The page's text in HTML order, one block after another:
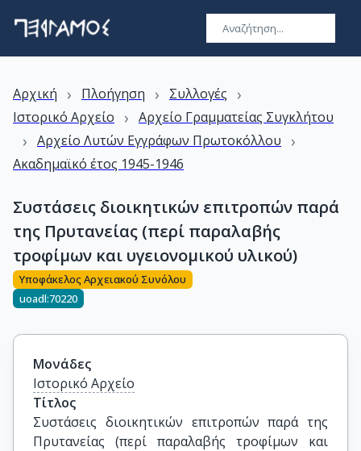
Αρχική › Πλοήγηση › Συλλογές ›
Ιστορικό Αρχείο › Αρχείο Γραμματείας Συγκλήτου
› Αρχείο Λυτών Εγγράφων Πρωτοκόλλου ›
Ακαδημαϊκό έτος 1945-1946
Συστάσεις διοικητικών επιτροπών παρά
της Πρυτανείας (περί παραλαβής
τροφίμων και υγειονομικού υλικού)
Υποφάκελος Αρχειακού Συνόλου
uoadl:70220
Μονάδες
Ιστορικό Αρχείο
Τίτλος
Συστάσεις διοικητικών επιτροπών παρά της
Πρυτανείας (περί παραλαβής τροφίμων και